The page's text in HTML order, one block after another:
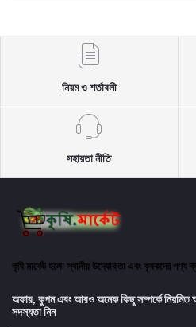
নিয়ম ও শর্তাবলী
সহায়তা নীতি
কৃষি মার্কেট হলো স্থানীয় উদ্যোক্তা এবং কৃষকদের পণ্য
অফার, কুপন এবং আরও অনেক কিছু সম্পর্কে নিয়মিত
সদস্যতা নিন